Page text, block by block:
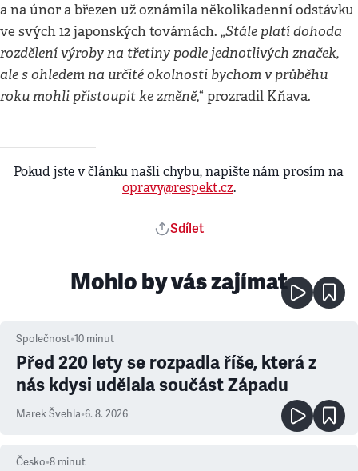
a na únor a březen už oznámila několikadenní odstávku
ve svých 12 japonských továrnách. „Stále platí dohoda
rozdělení výroby na třetiny podle jednotlivých značek,
ale s ohledem na určité okolnosti bychom v průběhu
roku mohli přistoupit ke změně,“ prozradil Kňava.
Pokud jste v článku našli chybu, napište nám prosím na
opravy@respekt.cz.
Sdílet
Mohlo by vás zajímat
Společnost•10 minut
Před 220 lety se rozpadla říše, která z
nás kdysi udělala součást Západu
Marek Švehla•6. 8. 2026
Česko•8 minut